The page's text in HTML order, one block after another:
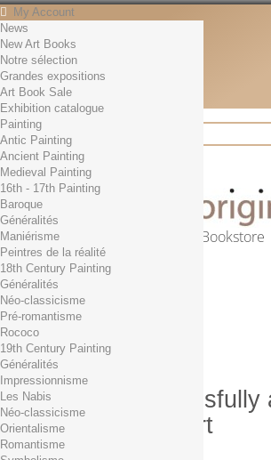
My Account
Contact
English
English
Français
News
Search
Online Art Bookstore
Cart (empty)
No products
Free shipping!
0,00 € Total
Check out
Product successfully
your shopping cart
Quantity
News
New Art Books
Notre sélection
Grandes expositions
Art Book Sale
Exhibition catalogue
Painting
Antic Painting
Ancient Painting
Medieval Painting
16th - 17th Painting
Baroque
Généralités
Maniérisme
Peintres de la réalité
18th Century Painting
Généralités
Néo-classicisme
Pré-romantisme
Rococo
19th Century Painting
Généralités
Impressionnisme
Les Nabis
Néo-classicisme
Orientalisme
Romantisme